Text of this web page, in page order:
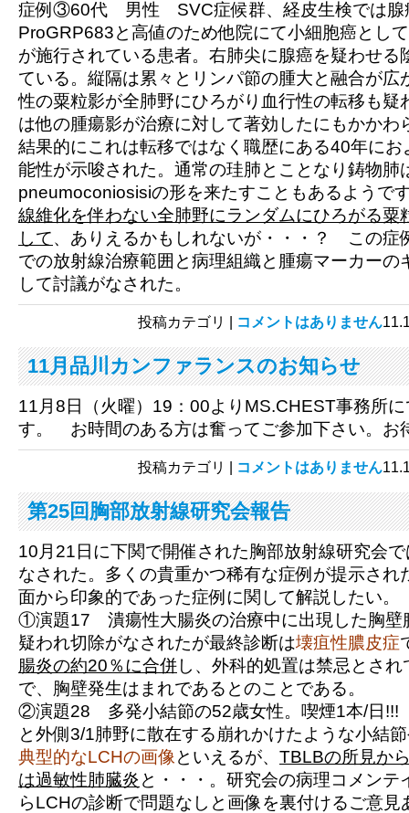
症例③60代 男性 SVC症候群、経皮生検では腺
ProGRP683と高値のため他院にて小細胞癌とし
が施行されている患者。右肺尖に腺癌を疑わせる
ている。縦隔は累々とリンパ節の腫大と融合が広
性の粟粒影が全肺野にひろがり血行性の転移も疑
は他の腫瘍影が治療に対して著効したにもかかわ
結果的にこれは転移ではなく職歴にある40年にお
能性が示唆された。通常の珪肺とことなり鋳物肺
pneumoconiosisiの形を来たすこともあるようで
線維化を伴わない全肺野にランダムにひろがる粟
して、ありえるかもしれないが・・・？ この症
での放射線治療範囲と病理組織と腫瘍マーカーの
して討議がなされた。
投稿カテゴリ | コメントはありません
11月品川カンファランスのお知らせ
11月8日（火曜）19：00よりMS.CHEST事務所
す。 お時間のある方は奮ってご参加下さい。お
投稿カテゴリ | コメントはありません
第25回胸部放射線研究会報告
10月21日に下関で開催された胸部放射線研究会
なされた。多くの貴重かつ稀有な症例が提示され
面から印象的であった症例に関して解説したい。
①演題17 潰瘍性大腸炎の治療中に出現した胸壁
疑われ切除がなされたが最終診断は壊疽性膿皮症
腸炎の約20％に合併し、外科的処置は禁忌とさ
で、胸壁発生はまれであるとのことである。
②演題28 多発小結節の52歳女性。喫煙1本/日
と外側3/1肺野に散在する崩れかけたような小結
典型的なLCHの画像 といえるが、 TBLBの所見か
は過敏性肺臓炎と・・・。研究会の病理コメンテ
らLCHの診断で問題なしと画像を裏付けるご意見